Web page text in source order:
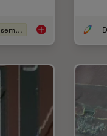
Industrie électronique et des semi-conducteurs 6-Inch Wafer